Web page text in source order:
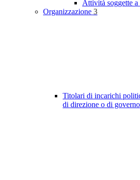
Attività soggette
Organizzazione 3
Titolari di incarichi
di direzione o di governo